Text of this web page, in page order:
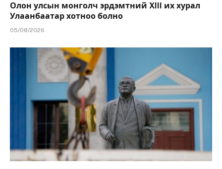
Олон улсын монголч эрдэмтний XIII их хурал
Улаанбаатар хотноо болно
05/08/2026